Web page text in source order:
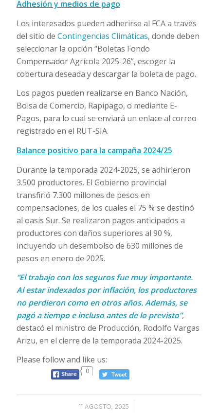
Adhesión y medios de pago
Los interesados pueden adherirse al FCA a través
del sitio de Contingencias Climáticas, donde deben
seleccionar la opción “Boletas Fondo
Compensador Agrícola 2025-26”, escoger la
cobertura deseada y descargar la boleta de pago.
Los pagos pueden realizarse en Banco Nación,
Bolsa de Comercio, Rapipago, o mediante E-
Pagos, para lo cual se enviará un enlace al correo
registrado en el RUT-SIA.
Balance positivo para la campaña 2024/25
Durante la temporada 2024-2025, se adhirieron
3.500 productores. El Gobierno provincial
transfirió 7.300 millones de pesos en
compensaciones, de los cuales el 75 % se destinó
al oasis Sur. Se realizaron pagos anticipados a
productores con daños superiores al 90 %,
incluyendo un desembolso de 630 millones de
pesos en enero de 2025.
“El trabajo con los seguros fue muy importante.
Al estar indexados por inflación, los productores
no perdieron como en otros años. Además, se
pagó a tiempo e incluso antes de lo previsto”,
destacó el ministro de Producción, Rodolfo Vargas
Arizu, en el cierre de la temporada 2024-2025.
Please follow and like us:
0
11 AGOSTO, 2025
/